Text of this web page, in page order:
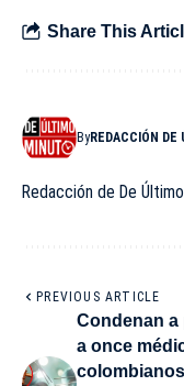
Share This
ByREDACCIÓN DE
Redacción de De
PREVIOUS ARTICLE
Condenan a
a once